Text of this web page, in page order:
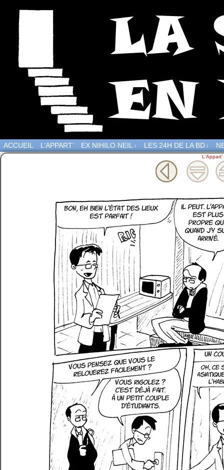
ACCUEIL L’APPART’ EX NIHILO NEIL ↓ LES 24H DE LA BD ↓
L'Appart'